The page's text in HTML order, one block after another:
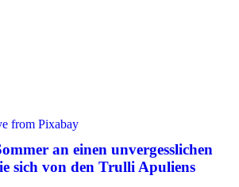
an einen unvergesslichen
sich von den Trulli Apuliens